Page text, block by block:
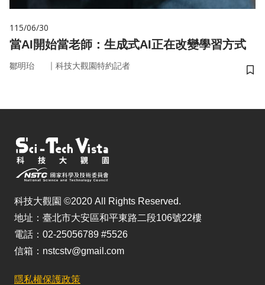
115/06/30
當AI開始當老師：生成式AI正在改變學習方式
鄒明珆 ｜ 科技大觀園特約記者
儲
科技大觀園 ©2020 All Rights Reserved.
地址：臺北市大安區和平東路二段106號22樓
電話：02-25056789 #5526
信箱：nstcstv@gmail.com
隱私權保護政策